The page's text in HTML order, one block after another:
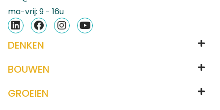
ma-vrij: 9 - 16u
DENKEN
BOUWEN
GROEIEN